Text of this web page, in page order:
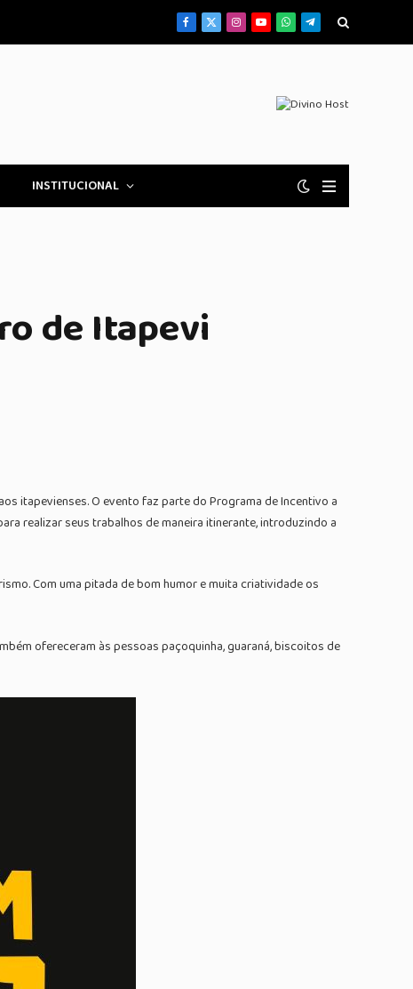
Facebook
X
(Twitter)
Instagram
YouTubeWhatsApp
Telegrama
INSTITUCIONAL
de Itapevi
itapevienses. O evento faz parte do Programa de Incentivo a
realizar seus trabalhos de maneira itinerante, introduzindo a
Com uma pitada de bom humor e muita criatividade os
ofereceram às pessoas paçoquinha, guaraná, biscoitos de